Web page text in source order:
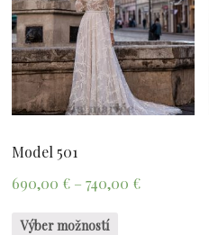
Model 501
690,00 € –740,00 €
Výber možností